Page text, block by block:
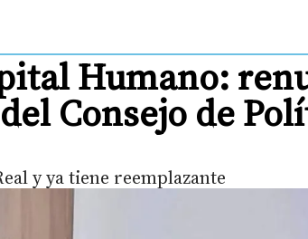
Humano:
Consejo de
y ya tiene reemplazante